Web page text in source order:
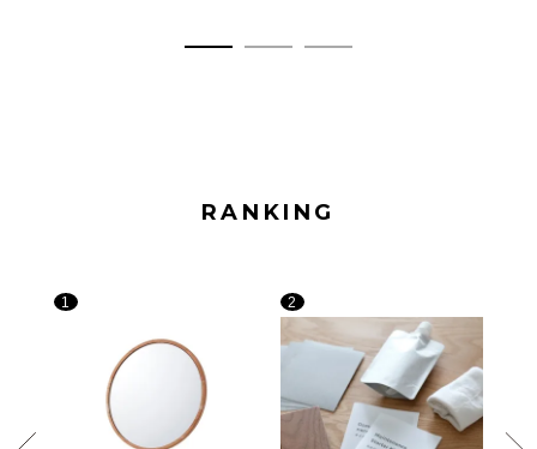
RANKING
1 2